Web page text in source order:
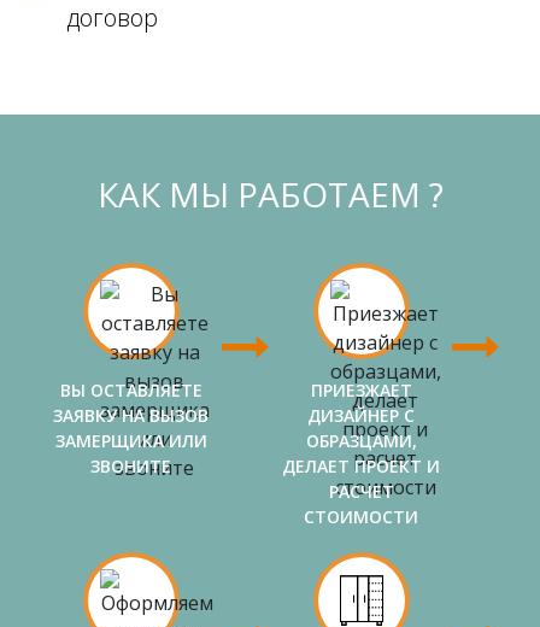
договор
КАК МЫ РАБОТАЕМ ?
ВЫ ОСТАВЛЯЕТЕ
ЗАЯВКУ НА ВЫЗОВ
ЗАМЕРЩИКА ИЛИ
ЗВОНИТЕ
ПРИЕЗЖАЕТ
ДИЗАЙНЕР С
ОБРАЗЦАМИ,
ДЕЛАЕТ ПРОЕКТ И
РАСЧЕТ
СТОИМОСТИ